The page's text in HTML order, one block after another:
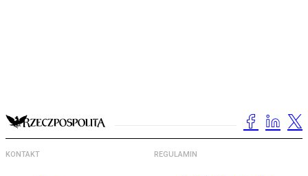
KONTAKT REGULAMIN